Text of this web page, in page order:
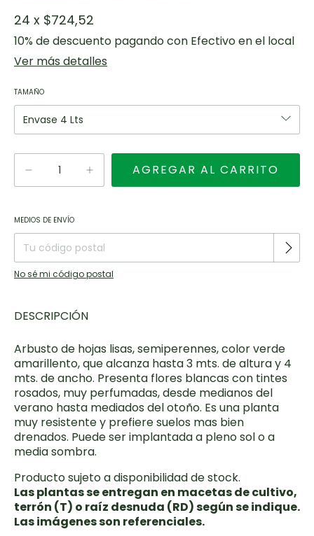
24 x $724,52
10% de descuento pagando con Efectivo en el local
Ver más detalles
TAMAÑO
Entregas para el CP:
MEDIOS DE ENVÍO
No sé mi código postal
DESCRIPCIÓN
Arbusto de hojas lisas, semiperennes, color verde
amarillento, que alcanza hasta 3 mts. de altura y 4
mts. de ancho. Presenta flores blancas con tintes
rosados, muy perfumadas, desde medianos del
verano hasta mediados del otoño. Es una planta
muy resistente y prefiere suelos mas bien
drenados. Puede ser implantada a pleno sol o a
media sombra.
Producto sujeto a disponibilidad de stock.
Las plantas se entregan en macetas de cultivo,
terrón (T) o raíz desnuda (RD) según se indique.
Las imágenes son referenciales.